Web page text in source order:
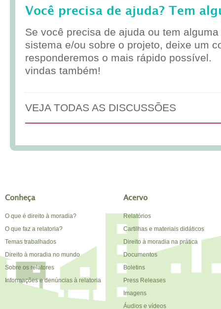
Você precisa de ajuda? Tem
Se você precisa de ajuda ou tem
sistema e/ou sobre o projeto, deixe um
responderemos o mais rápido possível.
vindas também!
VEJA TODAS AS DISCUSSÕES
Conheça
O que é direito à moradia?
O que faz a relatoria?
Temas trabalhados
Direito à moradia no mundo
Sobre os relatores
Informações e denúncias à relatoria
Acervo
Relatórios
Cartilhas e materiais didáticos
Direito à moradia na prática
Documentos
Boletins
Press Releases
Imagens
Áudios e vídeos